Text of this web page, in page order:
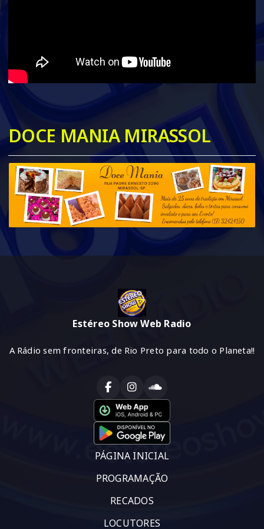
DOCE MANIA MIRASSOL
Estéreo Show Web Radio
A Rádio sem fronteiras, de Rio Preto para todo o Planeta!!
PÁGINA INICIAL
PROGRAMAÇÃO
RECADOS
LOCUTORES